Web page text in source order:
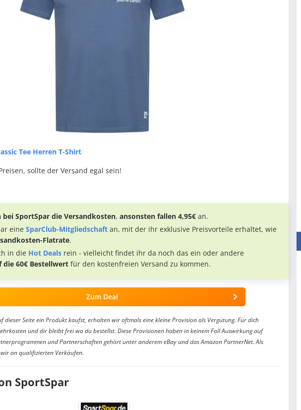
Tee Herren T-Shirt
sollte der Versand egal sein!
SportSpar die Versandkosten, ansonsten fallen 4,95€ an.
eine SparClub-Mitgliedschaft an, mit der ihr exklusive Preisvorteile erhaltet, wie
Flatrate.
in die Hot Deals rein - vielleicht findet ihr da noch das ein oder andere
die 60€ Bestellwert für den kostenfreien Versand zu kommen.
Zum Deal
dieser Seite ein Produkt kaufst, erhalten wir oftmals eine kleine Provision als Vergütung. Für dich
und dir bleibt frei wo du bestellst. Diese Provisionen haben in keinem Fall Auswirkung auf
und Partnerschaften gehört unter anderem eBay und das Amazon PartnerNet. Als
an qualifizierten Verkäufen.
SportSpar